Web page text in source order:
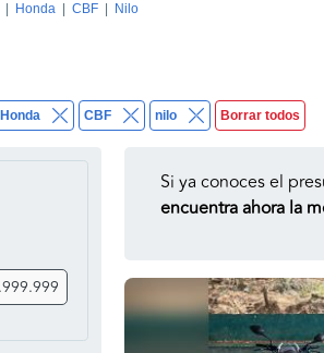
Honda CBF Nilo
Honda CBF nilo Borrar todos
Si ya conoces el
encuentra ahora la